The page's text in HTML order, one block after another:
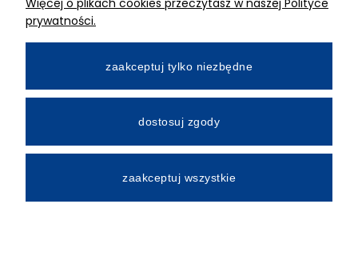
NIP:8982325327
Wpłacony w całości
Numer konta bankowego
All Rights Reserved © 2026 Mimari.com.pl
prywatności.
zaakceptuj tylko niezbędne
dostosuj zgody
zaakceptuj wszystkie